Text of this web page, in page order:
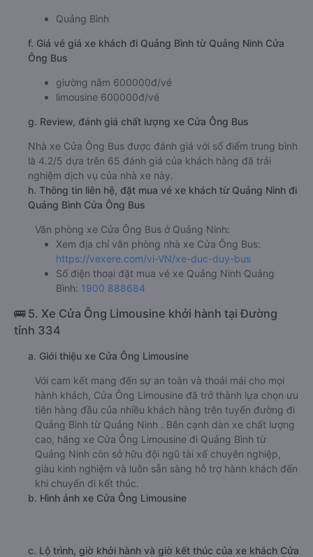
Quảng Bình
f. Giá vé giá xe khách đi Quảng Bình từ Quảng Ninh Cửa
Ông Bus
giường nằm 600000đ/vé
limousine 600000đ/vé
g. Review, đánh giá chất lượng xe Cửa Ông Bus
Nhà xe Cửa Ông Bus được đánh giá với số điểm trung bình
là 4.2/5 dựa trên 65 đánh giá của khách hàng đã trải
nghiệm dịch vụ của nhà xe này.
h. Thông tin liên hệ, đặt mua vé xe khách từ Quảng Ninh đi
Quảng Bình Cửa Ông Bus
Văn phòng xe Cửa Ông Bus ở Quảng Ninh:
Xem địa chỉ văn phòng nhà xe Cửa Ông Bus:
https://vexere.com/vi-VN/xe-duc-duy-bus
Số điện thoại đặt mua vé xe Quảng Ninh Quảng
Bình: 1900 888684
🚌 5. Xe Cửa Ông Limousine khởi hành tại Đường
tỉnh 334
a. Giới thiệu xe Cửa Ông Limousine
Với cam kết mang đến sự an toàn và thoải mái cho mọi
hành khách, Cửa Ông Limousine đã trở thành lựa chọn ưu
tiên hàng đầu của nhiều khách hàng trên tuyến đường đi
Quảng Bình từ Quảng Ninh . Bên cạnh dàn xe chất lượng
cao, hãng xe Cửa Ông Limousine đi Quảng Bình từ
Quảng Ninh còn sở hữu đội ngũ tài xế chuyên nghiệp,
giàu kinh nghiệm và luôn sẵn sàng hỗ trợ hành khách đến
khi chuyến đi kết thúc.
b. Hình ảnh xe Cửa Ông Limousine
c. Lộ trình, giờ khởi hành và giờ kết thúc của xe khách Cửa